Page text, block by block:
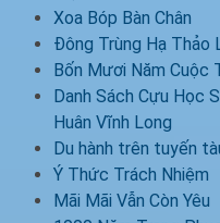
Xoa Bóp Bàn Chân
Đông Trùng Hạ Thảo
Bốn Mươi Năm Cuộc
Danh Sách Cựu Học
Huân Vĩnh Long
Du hành trên tuyến
Ý Thức Trách Nhiệm
Mãi Mãi Vẫn Còn Yêu